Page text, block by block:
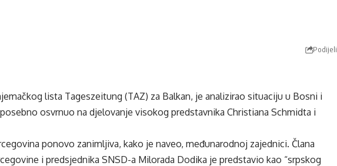
Podijeli
lista Tageszeitung (TAZ) za Balkan, je analizirao situaciju u Bosni i
osvrnuo na djelovanje visokog predstavnika Christiana Schmidta i
ponovo zanimljiva, kako je naveo, međunarodnoj zajednici. Člana
i predsjednika SNSD-a Milorada Dodika je predstavio kao “srpskog